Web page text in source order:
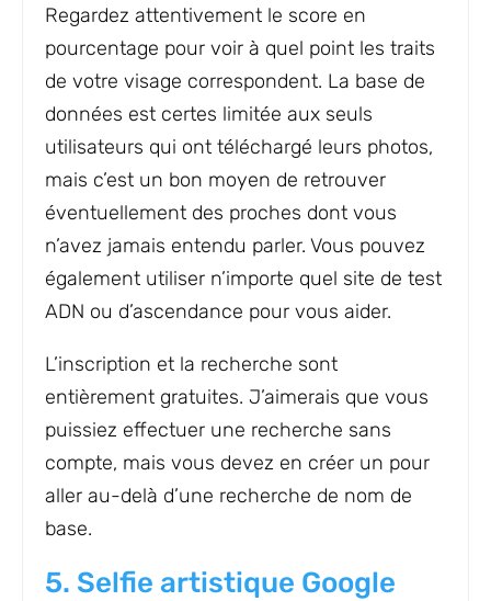
Regardez attentivement le score en
pourcentage pour voir à quel point les traits
de votre visage correspondent. La base de
données est certes limitée aux seuls
utilisateurs qui ont téléchargé leurs photos,
mais c’est un bon moyen de retrouver
éventuellement des proches dont vous
n’avez jamais entendu parler. Vous pouvez
également utiliser n’importe quel site de test
ADN ou d’ascendance pour vous aider.
L’inscription et la recherche sont
entièrement gratuites. J’aimerais que vous
puissiez effectuer une recherche sans
compte, mais vous devez en créer un pour
aller au-delà d’une recherche de nom de
base.
5. Selfie artistique Google